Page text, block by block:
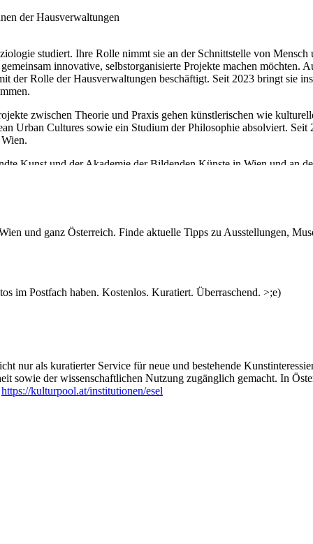
der Hausverwaltungen
studiert. Ihre Rolle nimmt sie an der Schnittstelle von Mensch
innovative, selbstorganisierte Projekte machen möchten.
der Rolle der Hausverwaltungen beschäftigt. Seit 2023 bringt sie
zwischen Theorie und Praxis gehen künstlerischen wie
Urban Cultures sowie ein Studium der Philosophie absolviert. Seit
Kunst und der Akademie der Bildenden Künste in Wien und an
und ganz Österreich. Finde aktuelle Tipps zu Ausstellungen,
im Postfach haben. Kostenlos. Kuratiert. Überraschend. >;e)
nur als kuratierter Service für neue und bestehende
sowie der wissenschaftlichen Nutzung zugänglich gemacht. In
https://kulturpool.at/institutionen/esel